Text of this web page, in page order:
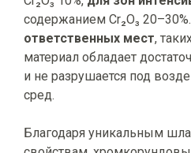
содержанием Cr₂O₃ 20–30%.
ответственных мест,
материал обладает
и не разрушается под
сред.
Благодаря уникальным